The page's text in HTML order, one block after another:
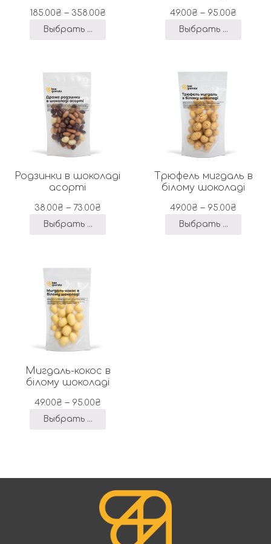
185.00₴ – 358.00₴
Выбрать ...
49.00₴ – 95.00₴
Выбрать ...
Родзинки в шоколаді
асорті
38.00₴ – 73.00₴
Выбрать ...
Трюфель мигдаль в
білому шоколаді
49.00₴ – 95.00₴
Выбрать ...
Мигдаль-кокос в
білому шоколаді
49.00₴ – 95.00₴
Выбрать ...